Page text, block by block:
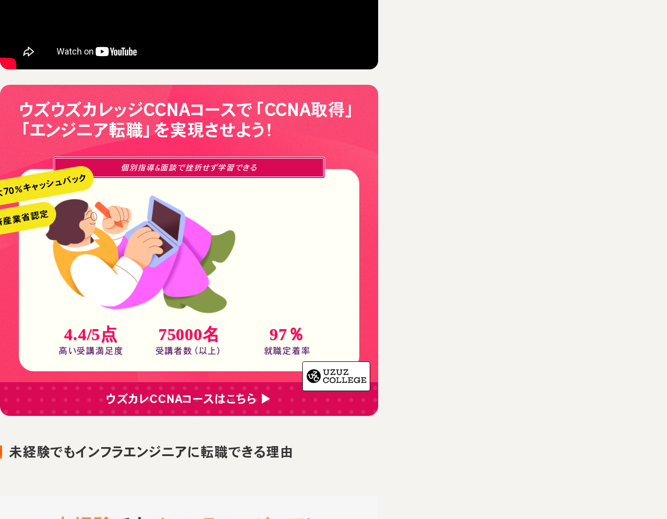
ウズウズカレッジCCNAコースで「CCNA取得」
「エンジニア転職」を実現させよう！
個別指導&面談で挫折せず学習できる
4.4/5点
高い受講満足度
75000名
受講者数（以上）
97％
就職定着率
％キャッシュバック
業省認定
ウズカレCCNAコースはこちら ▶
未経験でもインフラエンジニアに転職できる理由